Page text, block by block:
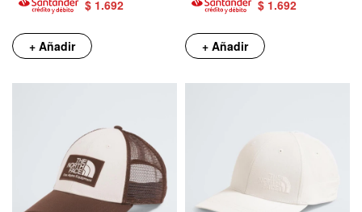
$ 1.692
+ Añadir
$ 1.692
+ Añadir